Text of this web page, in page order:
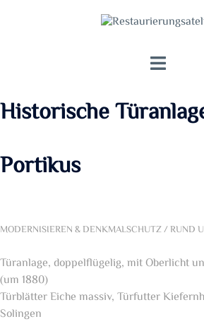
Menü
Historische
Portikus
MODERNISIEREN & DENKMALSCHUTZ / RUND
Türanlage, doppelflügelig, mit Oberlicht
(um 1880)
Türblätter Eiche massiv, Türfutter
Solingen